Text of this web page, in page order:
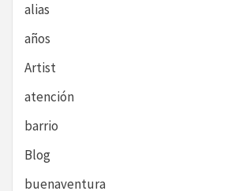
alias
años
Artist
atención
barrio
Blog
buenaventura